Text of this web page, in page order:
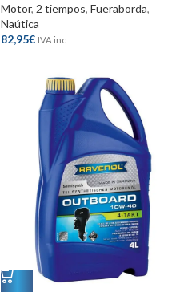
Motor, 2 tiempos, Fueraborda,
Naútica
82,95€ IVA inc